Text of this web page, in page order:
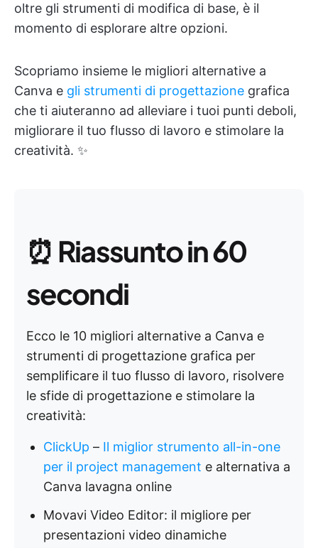
oltre gli strumenti di modifica di base, è il
momento di esplorare altre opzioni.
Scopriamo insieme le migliori alternative a
Canva e gli strumenti di progettazione grafica
che ti aiuteranno ad alleviare i tuoi punti deboli,
migliorare il tuo flusso di lavoro e stimolare la
creatività. ✨
⏰ Riassunto in 60
secondi
Ecco le 10 migliori alternative a Canva e
strumenti di progettazione grafica per
semplificare il tuo flusso di lavoro, risolvere
le sfide di progettazione e stimolare la
creatività:
ClickUp – Il miglior strumento all-in-one
per il project management e alternativa a
Canva lavagna online
Movavi Video Editor: il migliore per
presentazioni video dinamiche